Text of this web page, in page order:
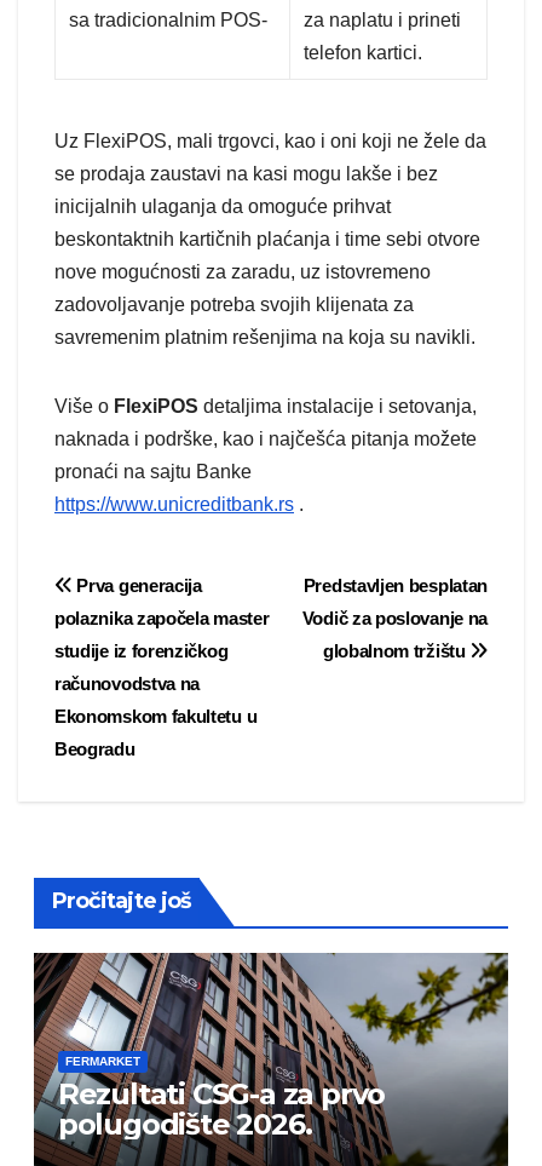
sa tradicionalnim POS-
za naplatu i prineti
telefon kartici.
Uz FlexiPOS, mali trgovci, kao i oni koji ne žele da
se prodaja zaustavi na kasi mogu lakše i bez
inicijalnih ulaganja da omoguće prihvat
beskontaktnih kartičnih plaćanja i time sebi otvore
nove mogućnosti za zaradu, uz istovremeno
zadovoljavanje potreba svojih klijenata za
savremenim platnim rešenjima na koja su navikli.
Više o FlexiPOS detaljima instalacije i setovanja,
naknada i podrške, kao i najčešća pitanja možete
pronaći na sajtu Banke
https://www.unicreditbank.rs .
Post
navigation
Predstavljen besplatan
Vodič za poslovanje na
globalnom tržištu
Prva generacija
polaznika započela master
studije iz forenzičkog
računovodstva na
Ekonomskom fakultetu u
Beogradu
Pročitajte još
FERMARKET
Rezultati CSG-a za prvo
polugodište 2026.